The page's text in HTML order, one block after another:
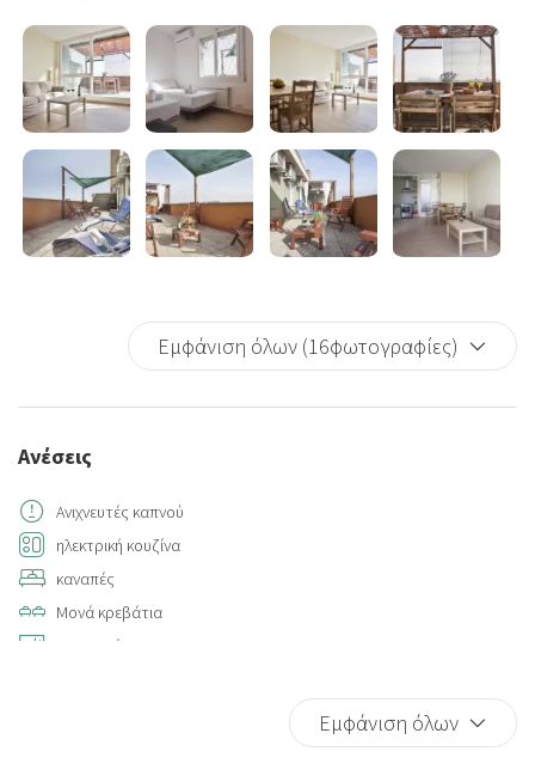
Εμφάνιση όλων (16φωτογραφίες)
Ανέσεις
Ανιχνευτές καπνού
ηλεκτρική κουζίνα
καναπές
Μονά κρεβάτια
φρυγανιέρα
Εμφάνιση όλων